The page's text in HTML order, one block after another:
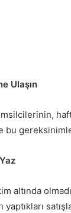
Ulaşın
bu
altında